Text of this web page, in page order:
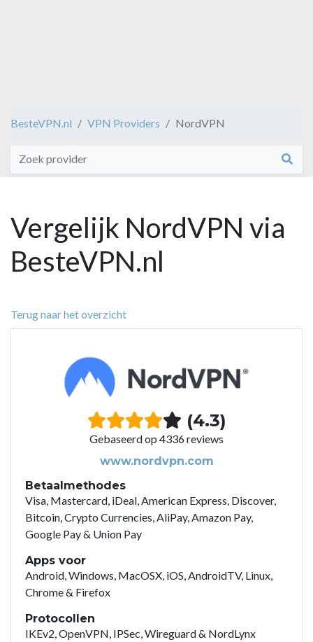
BesteVPN.nl VPN Providers NordVPN
Vergelijk NordVPN via
BesteVPN.nl
Terug naar het overzicht
(4.3)
Gebaseerd op 4336 reviews
www.nordvpn.com
Betaalmethodes
Visa, Mastercard, iDeal, American Express, Discover,
Bitcoin, Crypto Currencies, AliPay, Amazon Pay,
Google Pay & Union Pay
Apps voor
Android, Windows, MacOSX, iOS, AndroidTV, Linux,
Chrome & Firefox
Protocollen
IKEv2, OpenVPN, IPSec, Wireguard & NordLynx